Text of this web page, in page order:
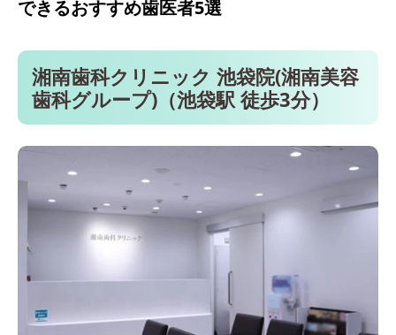
たいら歯科（東長崎駅 徒歩4分）
できるおすすめ歯医者5選
湘南歯科クリニック 池袋院(湘南美容
歯科グループ)（池袋駅 徒歩3分）